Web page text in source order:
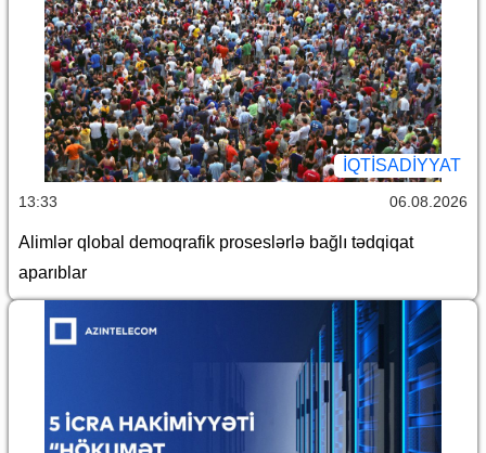
İQTİSADİYYAT
13:33 06.08.2026
Alimlər qlobal demoqrafik proseslərlə bağlı tədqiqat
aparıblar